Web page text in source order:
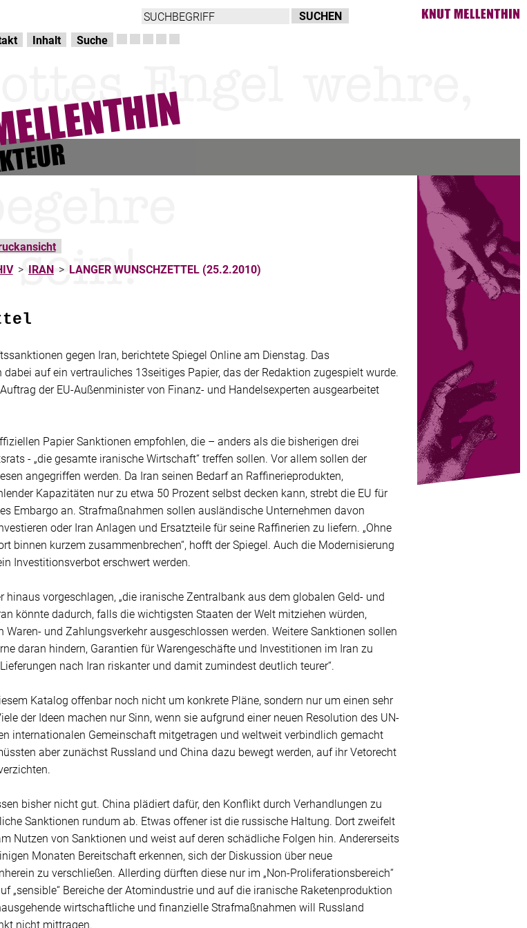
Inhalt Suche
> IRAN > LANGER WUNSCHZETTEL (25.2.2010)
gegen Iran, berichtete Spiegel Online am Dienstag. Das
auf ein vertrauliches 13seitiges Papier, das der Redaktion zugespielt wurde.
der EU-Außenminister von Finanz- und Handelsexperten ausgearbeitet
Papier Sanktionen empfohlen, die – anders als die bisherigen drei
- „die gesamte iranische Wirtschaft“ treffen sollen. Vor allem sollen der
angegriffen werden. Da Iran seinen Bedarf an Raffinerieprodukten,
Kapazitäten nur zu etwa 50 Prozent selbst decken kann, strebt die EU für
Embargo an. Strafmaßnahmen sollen ausländische Unternehmen davon
oder Iran Anlagen und Ersatzteile für seine Raffinerien zu liefern. „Ohne
binnen kurzem zusammenbrechen“, hofft der Spiegel. Auch die Modernisierung
Investitionsverbot erschwert werden.
hinaus vorgeschlagen, „die iranische Zentralbank aus dem globalen Geld- und
könnte dadurch, falls die wichtigsten Staaten der Welt mitziehen würden,
und Zahlungsverkehr ausgeschlossen werden. Weitere Sanktionen sollen
daran hindern, Garantien für Warengeschäfte und Investitionen im Iran zu
nach Iran riskanter und damit zumindest deutlich teurer“.
Katalog offenbar noch nicht um konkrete Pläne, sondern nur um einen sehr
der Ideen machen nur Sinn, wenn sie aufgrund einer neuen Resolution des UN-
internationalen Gemeinschaft mitgetragen und weltweit verbindlich gemacht
aber zunächst Russland und China dazu bewegt werden, auf ihr Vetorecht
bisher nicht gut. China plädiert dafür, den Konflikt durch Verhandlungen zu
Sanktionen rundum ab. Etwas offener ist die russische Haltung. Dort zweifelt
Nutzen von Sanktionen und weist auf deren schädliche Folgen hin. Andererseits
Monaten Bereitschaft erkennen, sich der Diskussion über neue
zu verschließen. Allerding dürften diese nur im „Non-Proliferationsbereich“
„sensible“ Bereiche der Atomindustrie und auf die iranische Raketenproduktion
wirtschaftliche und finanzielle Strafmaßnahmen will Russland
nicht mittragen.